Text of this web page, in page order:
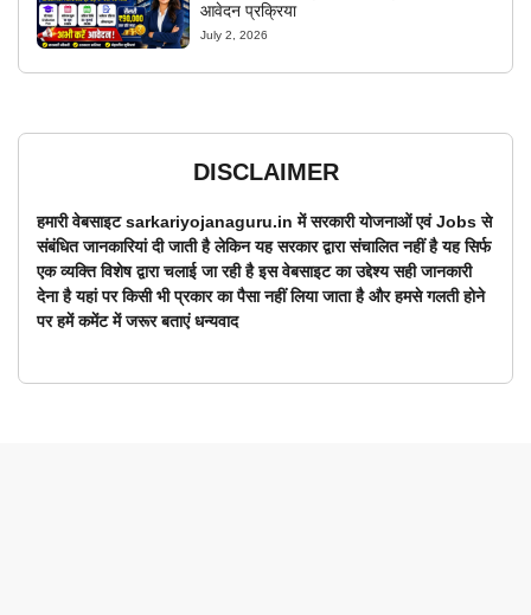
आवेदन प्रक्रिया
July 2, 2026
DISCLAIMER
हमारी वेबसाइट sarkariyojanaguru.in में सरकारी योजनाओं एवं Jobs से
संबंधित जानकारियां दी जाती है लेकिन यह सरकार द्वारा संचालित नहीं है यह सिर्फ
एक व्यक्ति विशेष द्वारा चलाई जा रही है इस वेबसाइट का उद्देश्य सही जानकारी
देना है यहां पर किसी भी प्रकार का पैसा नहीं लिया जाता है और हमसे गलती होने
पर हमें कमेंट में जरूर बताएं धन्यवाद